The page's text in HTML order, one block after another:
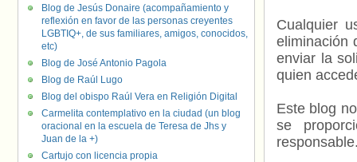
Cualquier
eliminación
enviar la
quien
Este blog
se
Blog de Jesús Donaire (acompañamiento y
reflexión en favor de las personas creyentes
LGBTIQ+, de sus familiares, amigos, conocidos,
etc)
Blog de José Antonio Pagola
Blog de Raúl Lugo
Blog del obispo Raúl Vera en Religión Digital
Carmelita contemplativo en la ciudad (un blog
oracional en la escuela de Teresa de Jhs y
Juan de la +)
Cartujo con licencia propia